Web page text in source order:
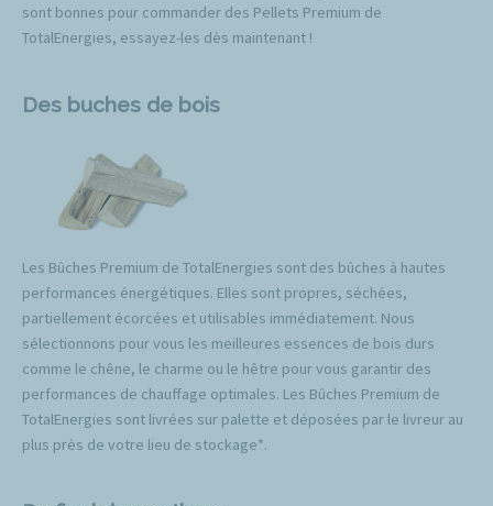
sont bonnes pour commander des Pellets Premium de
TotalEnergies, essayez-les dès maintenant !
Des buches de bois
Les Bûches Premium de TotalEnergies sont des bûches à hautes
performances énergétiques. Elles sont propres, séchées,
partiellement écorcées et utilisables immédiatement. Nous
sélectionnons pour vous les meilleures essences de bois durs
comme le chêne, le charme ou le hêtre pour vous garantir des
performances de chauffage optimales. Les Bûches Premium de
TotalEnergies sont livrées sur palette et déposées par le livreur au
plus près de votre lieu de stockage*.